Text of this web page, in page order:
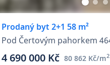
Prodaný byt 2+1 58 m²
Pod Čertovým pahorkem
4 690 000 Kč 80 862 Kč/m2